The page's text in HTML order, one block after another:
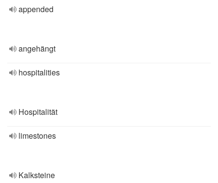
appended
angehängt
hospitalities
Hospitalität
limestones
Kalksteine